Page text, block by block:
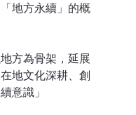
地方永續」的概
方為骨架，延展
地文化深耕、創
意識」